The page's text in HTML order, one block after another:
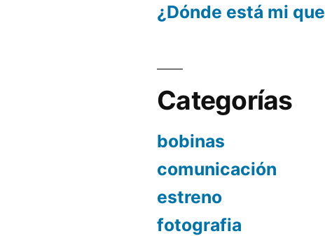
¿Dónde está mi
Categorías
bobinas
comunicación
estreno
fotografia